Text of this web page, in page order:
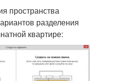
пространства
разделения
квартире: